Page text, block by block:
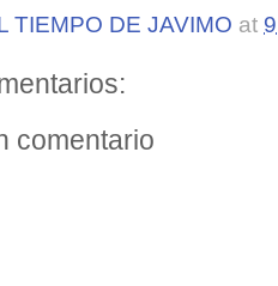
TIEMPO DE JAVIMO at
comentario